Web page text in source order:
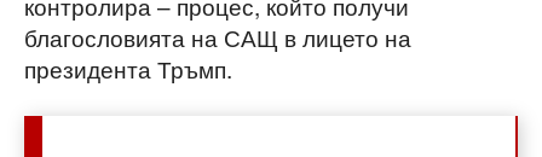
благословията на САЩ в лицето на
президента Тръмп.